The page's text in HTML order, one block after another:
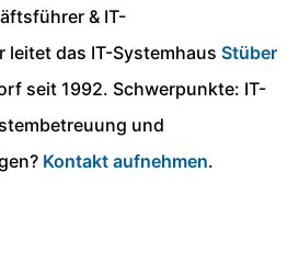
& IT-
leitet das IT-Systemhaus Stüber
seit 1992. Schwerpunkte: IT-
und
Kontakt aufnehmen.